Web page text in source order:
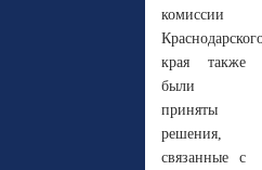
комиссии
края также
были
приняты
решения,
связанные с